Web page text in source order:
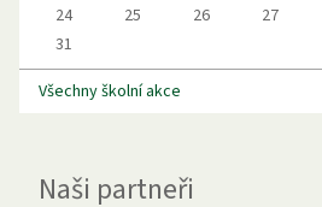
24
25 26 27
31
Všechny školní akce
Naši partneři